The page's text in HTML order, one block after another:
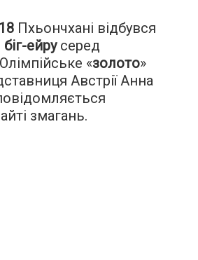
Пхьончхані відбувся
біг-ейрусеред
«золото»
Австрії Анна
змагань.